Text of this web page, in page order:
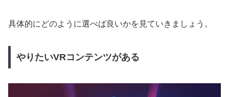
具体的にどのように選べば良いかを見ていきましょう。
やりたいVRコンテンツがある